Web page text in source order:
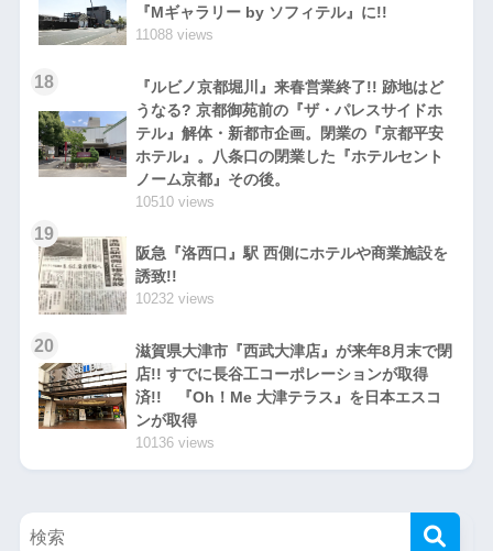
『Mギャラリー by ソフィテル』に!!
11088 views
18
『ルビノ京都堀川』来春営業終了!! 跡地はど
うなる? 京都御苑前の『ザ・パレスサイドホ
テル』解体・新都市企画。閉業の『京都平安
ホテル』。八条口の閉業した『ホテルセント
ノーム京都』その後。
10510 views
19
阪急『洛西口』駅 西側にホテルや商業施設を
誘致!!
10232 views
20
滋賀県大津市『西武大津店』が来年8月末で閉
店!! すでに長谷工コーポレーションが取得
済!! 『Oh！Me 大津テラス』を日本エスコ
ンが取得
10136 views